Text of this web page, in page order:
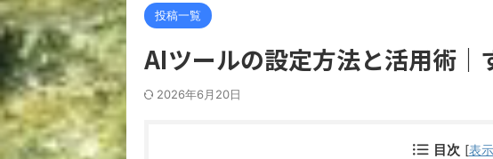
投稿一覧
AIツールの設定方法と活用術｜
2026年6月20日
目次 [表示